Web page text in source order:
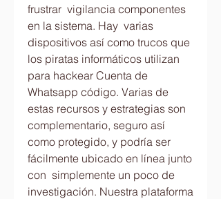
frustrar  vigilancia componentes
en la sistema. Hay  varias
dispositivos así como trucos que
los piratas informáticos utilizan
para hackear Cuenta de
Whatsapp código. Varias de
estas recursos y estrategias son
complementario, seguro así
como protegido, y podría ser
fácilmente ubicado en línea junto
con  simplemente un poco de
investigación. Nuestra plataforma